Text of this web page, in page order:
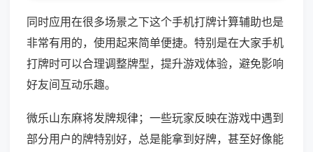
同时应用在很多场景之下这个手机打牌计算辅助也是
非常有用的，使用起来简单便捷。特别是在大家手机
打牌时可以合理调整牌型，提升游戏体验，避免影响
好友间互动乐趣。
微乐山东麻将发牌规律；一些玩家反映在游戏中遇到
部分用户的牌特别好，总是能拿到好牌，甚至好像能